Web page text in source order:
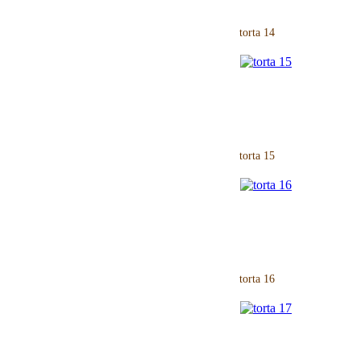
torta 14
torta 15
torta 16